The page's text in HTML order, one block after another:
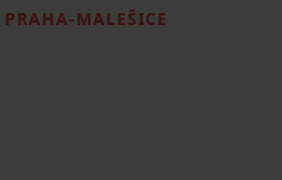
PRAHA-MALEŠICE